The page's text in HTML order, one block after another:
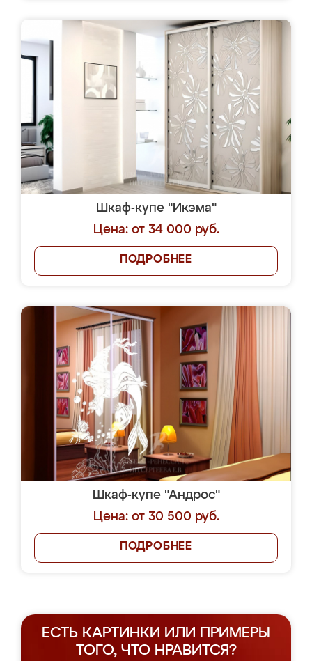
Шкаф-купе "Икэма"
Цена: от 34 000 руб.
ПОДРОБНЕЕ
Шкаф-купе "Андрос"
Цена: от 30 500 руб.
ПОДРОБНЕЕ
ЕСТЬ КАРТИНКИ ИЛИ ПРИМЕРЫ
ТОГО, ЧТО НРАВИТСЯ?